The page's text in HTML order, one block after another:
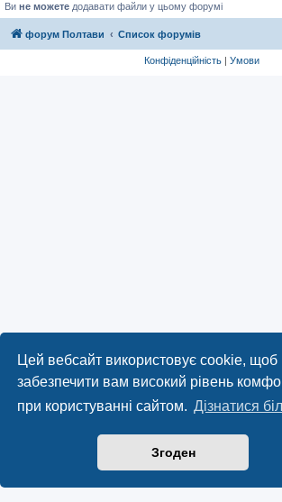
Цей вебсайт використовує cookie, щоб
забезпечити вам високий рівень
при користуванні сайтом. Дізнатися
Згоден
Ви не можете додавати файли у цьому форумі
форум Полтави Список форумів
Конфіденційність | Умови